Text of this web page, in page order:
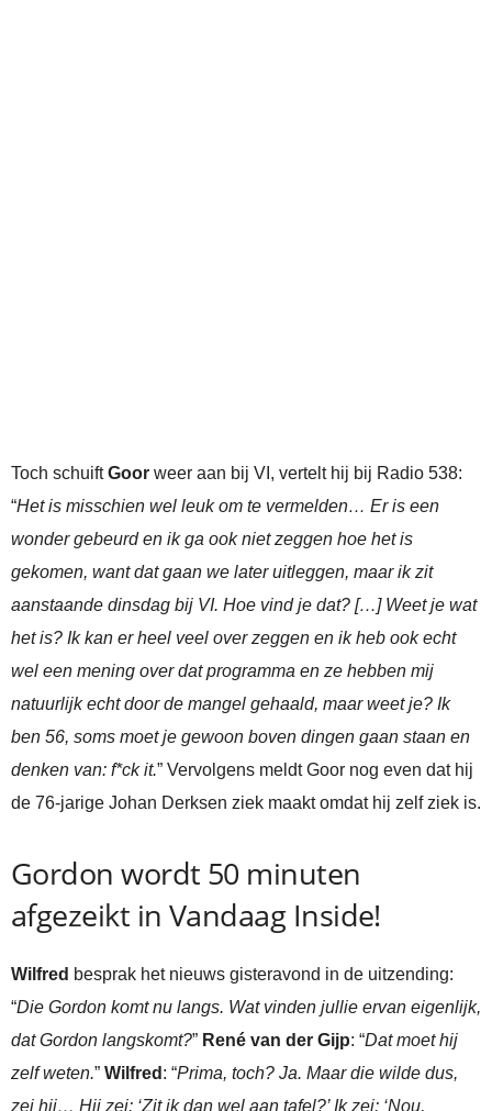
Toch schuiftGoor weer aan bij VI, vertelt hij bij Radio 538:
“Het is misschien wel leuk om te vermelden… Er is een
wonder gebeurd en ik ga ook niet zeggen hoe het is
gekomen, want dat gaan we later uitleggen, maar ik zit
aanstaande dinsdag bij VI. Hoe vind je dat? […] Weet je wat
het is? Ik kan er heel veel over zeggen en ik heb ook echt
wel een mening over dat programma en ze hebben mij
natuurlijk echt door de mangel gehaald, maar weet je? Ik
ben 56, soms moet je gewoon boven dingen gaan staan en
denken van: f*ck it.” Vervolgens meldt Goor nog even dat hij
de 76-jarige Johan Derksen ziek maakt omdat hij zelf ziek is.
Gordon wordt 50 minuten
afgezeikt in Vandaag Inside!
Wilfred besprak het nieuws gisteravond in de uitzending:
“Die Gordon komt nu langs. Wat vinden jullie ervan eigenlijk,
dat Gordon langskomt?” René van der Gijp: “Dat moet hij
zelf weten.” Wilfred : “Prima, toch? Ja. Maar die wilde dus,
zei hij… Hij zei: ‘Zit ik dan wel aan tafel?’ Ik zei: ‘Nou,